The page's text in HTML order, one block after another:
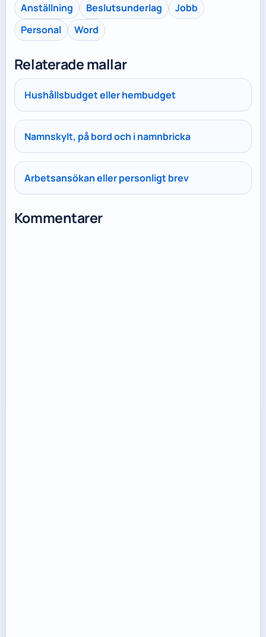
Anställning Beslutsunderlag
Jobb
Personal
Word
Relaterade mallar
Hushållsbudget eller hembudget
Namnskylt, på bord och i namnbricka
Arbetsansökan eller personligt brev
Kommentarer